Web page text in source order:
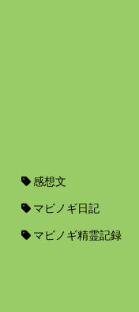
感想文
マビノギ日記
マビノギ精霊記録